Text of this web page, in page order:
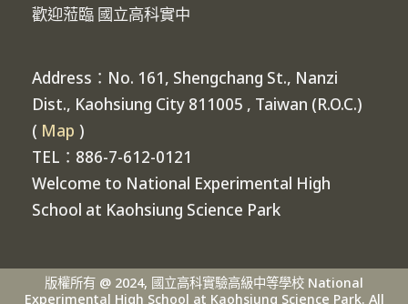
歡迎蒞臨 國立高科實中
Address：No. 161, Shengchang St., Nanzi
Dist., Kaohsiung City 811005 , Taiwan (R.O.C.)
( Map )
TEL：886-7-612-0121
Welcome to National Experimental High
School at Kaohsiung Science Park
版權所有 @ 2024, 國立高科實驗高級中等學校 National
Experimental High School at Kaohsiung Science Park. All